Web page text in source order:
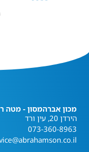
מכון אברהמסון - מטה
הירדן 20, עין ורד
073-360-8963